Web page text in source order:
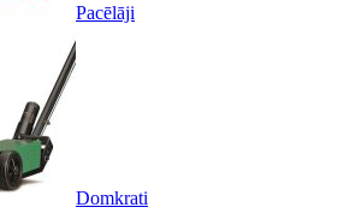
Pacēlāji
Domkrati